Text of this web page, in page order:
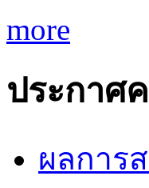
more
ประกาศ
ผลการ